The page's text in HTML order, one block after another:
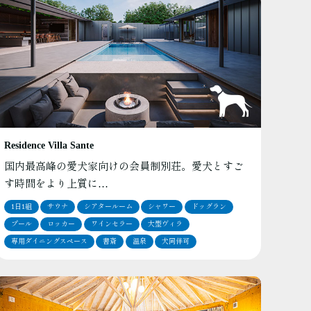
Residence Villa Sante
国内最高峰の愛犬家向けの会員制別荘。愛犬とすご
す時間をより上質に…
1日1組 サウナ シアタールーム シャワー ドッグラン
プール ロッカー ワインセラー 大型ヴィラ
専用ダイニングスペース 書斎 温泉 犬同伴可